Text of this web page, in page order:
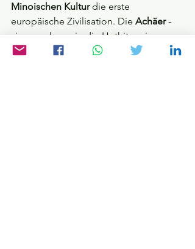
Minoischen Kultur die erste
europäische Zivilisation. Die Achäer -
sie sprechen wie die Hethiter eine
indoeuropäische Sprache - errichten